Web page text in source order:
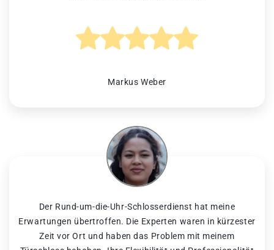
Markus Weber
Der Rund-um-die-Uhr-Schlosserdienst hat meine
Erwartungen übertroffen. Die Experten waren in kürzester
Zeit vor Ort und haben das Problem mit meinem